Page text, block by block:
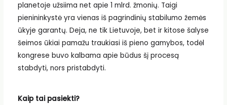
planetoje užsiima net apie 1 mlrd. žmonių. Taigi
pienininkystė yra vienas iš pagrindinių stabilumo žemės
ūkyje garantų. Deja, ne tik Lietuvoje, bet ir kitose šalyse
šeimos ūkiai pamažu traukiasi iš pieno gamybos, todėl
kongrese buvo kalbama apie būdus šį procesą
stabdyti, nors pristabdyti.
Kaip tai pasiekti?